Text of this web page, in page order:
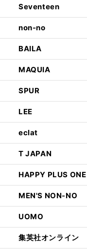
Seventeen
non-no
BAILA
MAQUIA
SPUR
LEE
eclat
T JAPAN
HAPPY PLUS ONE
MEN'S NON-NO
UOMO
集英社オンライン